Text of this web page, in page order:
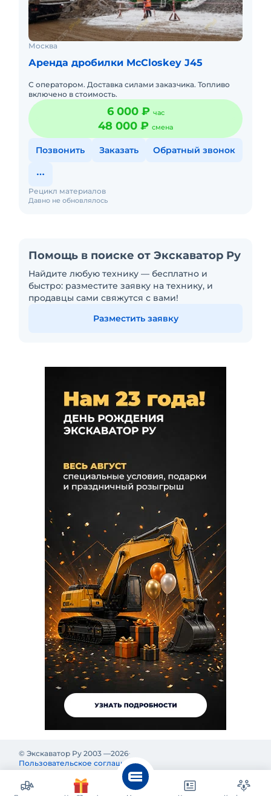
Москва
Аренда дробилки McCloskey J45
С оператором. Доставка силами заказчика. Топливо
включено в стоимость.
6 000 ₽ час
48 000 ₽ смена
Позвонить Заказать Обратный звонок
Давно не обновлялось
Рецикл материалов
Помощь в поиске от Экскаватор Ру
Найдите любую технику — бесплатно и
быстро: разместите заявку на технику, и
продавцы сами свяжутся с вами!
Разместить заявку
© Экскаватор Ру 2003 —2026
Пользовательское соглашение
Политика конфиденциальности Реклама на Экскаватор Ру
Реклама и информация на Экскаватор.Ру предназначены